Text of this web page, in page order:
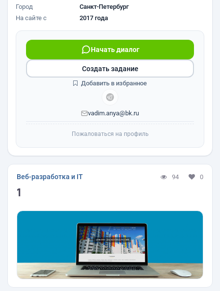
Город
Санкт-Петербург
На сайте с
2017 года
Начать диалог
vadim.anya@bk.ru
Создать задание
Добавить в избранное
Пожаловаться на профиль
Веб-разработка и IT 94 0
1